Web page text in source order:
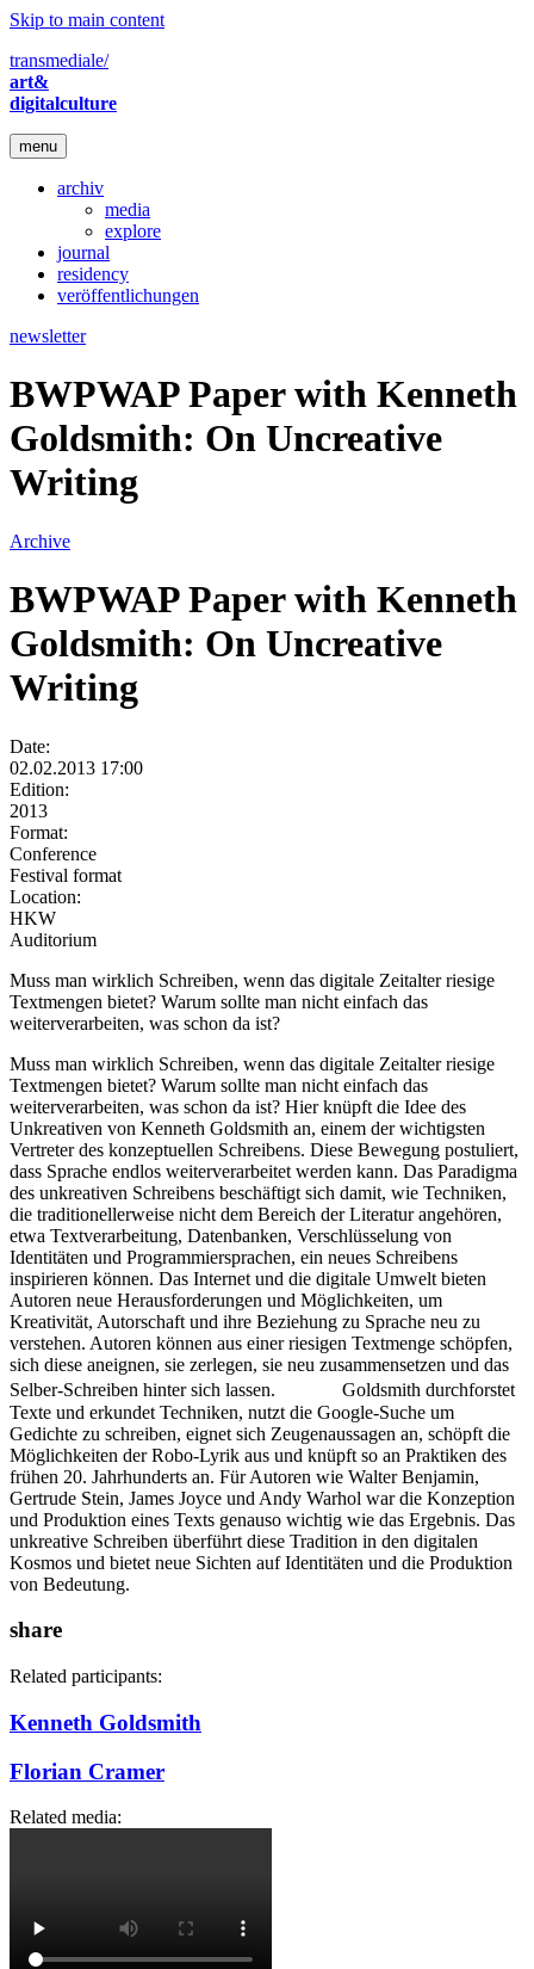
Skip to main content
transmediale/
art&
digitalculture
menu
archiv
media
explore
journal
residency
veröffentlichungen
newsletter
BWPWAP Paper with Kenneth
Goldsmith: On Uncreative
Writing
Archive
BWPWAP Paper with Kenneth
Goldsmith: On Uncreative
Writing
Date:
02.02.2013 17:00
Edition:
2013
Format:
Conference
Festival format
Location:
HKW
Auditorium
Muss man wirklich Schreiben, wenn das digitale Zeitalter riesige
Textmengen bietet? Warum sollte man nicht einfach das
weiterverarbeiten, was schon da ist?
Muss man wirklich Schreiben, wenn das digitale Zeitalter riesige
Textmengen bietet? Warum sollte man nicht einfach das
weiterverarbeiten, was schon da ist? Hier knüpft die Idee des
Unkreativen von Kenneth Goldsmith an, einem der wichtigsten
Vertreter des konzeptuellen Schreibens. Diese Bewegung postuliert,
dass Sprache endlos weiterverarbeitet werden kann. Das Paradigma
des unkreativen Schreibens beschäftigt sich damit, wie Techniken,
die traditionellerweise nicht dem Bereich der Literatur angehören,
etwa Textverarbeitung, Datenbanken, Verschlüsselung von
Identitäten und Programmiersprachen, ein neues Schreibens
inspirieren können. Das Internet und die digitale Umwelt bieten
Autoren neue Herausforderungen und Möglichkeiten, um
Kreativität, Autorschaft und ihre Beziehung zu Sprache neu zu
verstehen. Autoren können aus einer riesigen Textmenge schöpfen,
sich diese aneignen, sie zerlegen, sie neu zusammensetzen und das
Selber-Schreiben hinter sich lassen. Goldsmith durchforstet
Texte und erkundet Techniken, nutzt die Google-Suche um
Gedichte zu schreiben, eignet sich Zeugenaussagen an, schöpft die
Möglichkeiten der Robo-Lyrik aus und knüpft so an Praktiken des
frühen 20. Jahrhunderts an. Für Autoren wie Walter Benjamin,
Gertrude Stein, James Joyce und Andy Warhol war die Konzeption
und Produktion eines Texts genauso wichtig wie das Ergebnis. Das
unkreative Schreiben überführt diese Tradition in den digitalen
Kosmos und bietet neue Sichten auf Identitäten und die Produktion
von Bedeutung.
share
Related participants:
Kenneth Goldsmith
Florian Cramer
Related media: